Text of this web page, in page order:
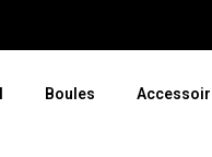
Boules